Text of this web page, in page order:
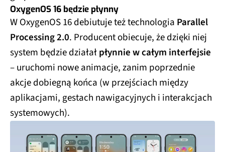
OxygenOS 16 będzie płynny
W OxygenOS 16 debiutuje też technologia Parallel
Processing 2.0. Producent obiecuje, że dzięki niej
system będzie działałpłynnie w całym interfejsie
– uruchomi nowe animacje, zanim poprzednie
akcje dobiegną końca (w przejściach między
aplikacjami, gestach nawigacyjnych i interakcjach
systemowych).